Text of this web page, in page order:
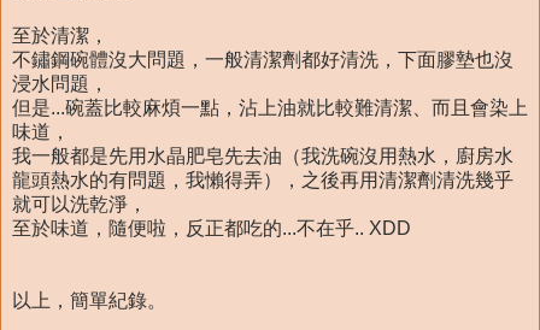
至於清潔，
不鏽鋼碗體沒大問題，一般清潔劑都好清洗，下面膠墊也沒
浸水問題，
但是...碗蓋比較麻煩一點，沾上油就比較難清潔、而且會染上
味道，
我一般都是先用水晶肥皂先去油（我洗碗沒用熱水，廚房水
龍頭熱水的有問題，我懶得弄），之後再用清潔劑清洗幾乎
就可以洗乾淨，
至於味道，隨便啦，反正都吃的...不在乎.. XDD
以上，簡單紀錄。